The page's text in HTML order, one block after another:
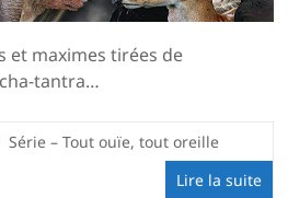
et maximes tirées de
tantra…
Série – Tout ouïe, tout oreille
Lire la suite